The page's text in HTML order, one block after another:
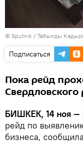
© Sputnik / Табылды
Подписаться
Пока рейд
Свердловского
БИШКЕК, 14 ноя —
рейд по
бизнеса,